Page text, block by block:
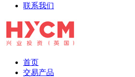
联系我们
首页
交易产品